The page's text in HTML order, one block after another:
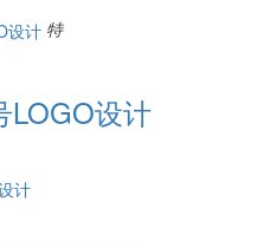
特
LOGO设计